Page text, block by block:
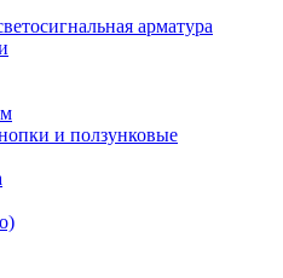
арматура
и ползунковые